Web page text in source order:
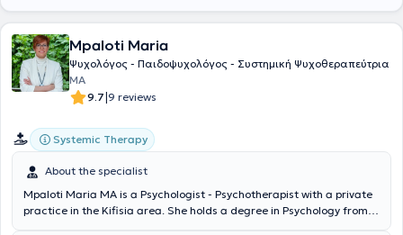
Mpaloti Maria
Ψυχολόγος - Παιδοψυχολόγος - Συστημική Ψυχοθεραπεύτρια
MA
9.7|9 reviews
Systemic Therapy
About the specialist
Mpaloti Maria MA is a Psychologist - Psychotherapist with a private
practice in the Kifisia area. She holds a degree in Psychology from